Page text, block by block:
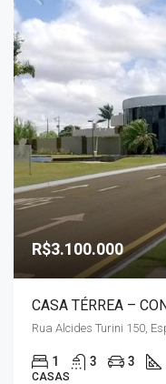
R$3.100.000
1 3 3
CASAS